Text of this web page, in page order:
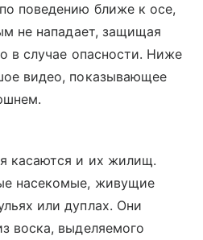
поведению ближе к осе,
не нападает, защищая
в случае опасности. Ниже
видео, показывающее
касаются и их жилищ.
насекомые, живущие
или дуплах. Они
воска, выделяемого